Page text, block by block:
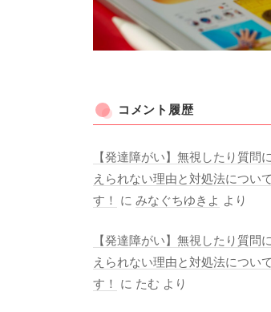
コメント履歴
【発達障がい】無視したり質問
えられない理由と対処法につい
す！
にみなぐちゆきよ より
【発達障がい】無視したり質問
えられない理由と対処法につい
す！
に たむ より